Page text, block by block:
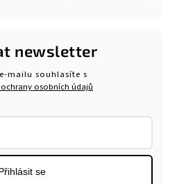
newsletter
mailu souhlasíte s
osobních údajů
se